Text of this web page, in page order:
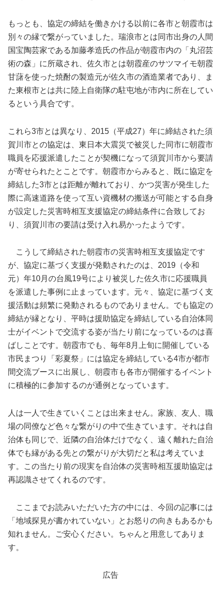
もっとも、協定の締結を働きかける以前に各市と朝霞市は
別々の縁で繋がっていました。瑞浪市とは同市出身の人間
国宝陶芸家である加藤孝造氏の作品が朝霞市内の「丸沼芸
術の森」に所蔵され、佐久市とは朝霞産のサツマイモ朝霞
甘藷を使った焼酎の製造元が佐久市の酒造業者であり、ま
た東根市とは共に陸上自衛隊の駐屯地が市内に所在してい
るという具合です。
これら3市とは異なり、2015（平成27）年に締結された須
賀川市との協定は、東日本大震災で被災した同市に朝霞市
職員を応援派遣したことが契機になって須賀川市から要請
が寄せられたとことです。朝霞市からみると、既に協定を
締結した3市とは距離が離れており、かつ災害が発生した
際に高速道路を使って互い資機材の搬送が可能とする自身
が設定した災害時相互支援協定の締結条件に合致してお
り、須賀川市の要請は受け入れ易かったようです。
こうして締結された朝霞市の災害時相互支援協定です
が、協定に基づく支援が発動されたのは、2019（令和
元）年10月の台風19号により被災した佐久市に応援職員
を派遣した事例に止まっています。元々、協定に基づく支
援活動は頻繁に発動されるものでありません。でも協定の
締結が縁となり、平時は援助協定を締結している自治体同
士がイベントで交流する姿が当たり前になっているのは喜
ばしことです。朝霞市でも、毎年8月上旬に開催している
市民まつり「彩夏祭」には協定を締結している4市が都市
間交流ブースに出展し、朝霞市も各市が開催するイベント
に積極的に参加するのが通例となっています。
人は一人で生きていくことは出来ません。家族、友人、職
場の同僚など色々な繋がりの中で生きています。それは自
治体も同じで、近隣の自治体だけでなく、遠く離れた自治
体でも縁がある先との繋がりが大切だと私は考えていま
す。この当たり前の現実を自治体の災害時相互援助協定は
再認識させてくれるのです。
ここまでお読みいただいた方の中には、今回の記事には
「地域探見が書かれていない」とお怒りの向きもあるかも
知れません。ご安心ください。ちゃんと用意してありま
す。
広告